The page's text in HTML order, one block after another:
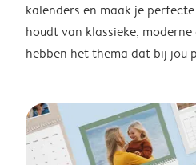
kalenders en maak je
houdt van klassieke,
hebben het thema dat bij jou